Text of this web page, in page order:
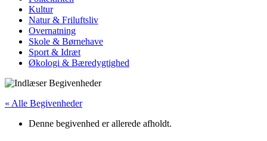
Kultur
Natur & Friluftsliv
Overnatning
Skole & Børnehave
Sport & Idræt
Økologi & Bæredygtighed
« Alle Begivenheder
Denne begivenhed er allerede afholdt.